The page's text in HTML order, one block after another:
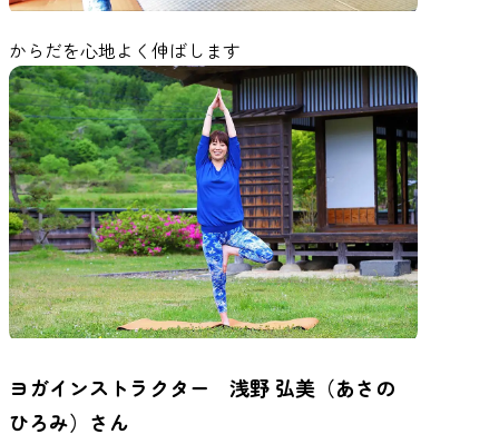
からだを心地よく伸ばします
ヨガインストラクター 浅野 弘美（あさの
ひろみ）さん